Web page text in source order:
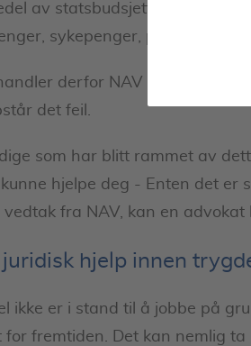
av statsbudsjettet gjennom
sykepenger, pensjon,
derfor NAV flere hundre
det feil.
som har blitt rammet av
hjelpe deg - Enten det er
fra NAV, kan en advokat
hjelp innen
ikke er i stand til å jobbe på
fremtiden. Det kan nemlig